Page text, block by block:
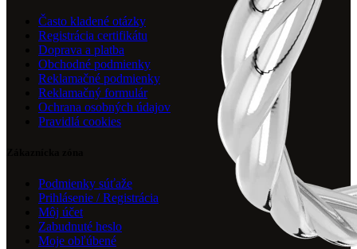
Často kladené otázky
Registrácia certifikátu
Doprava a platba
Obchodné podmienky
Reklamačné podmienky
Reklamačný formulár
Ochrana osobných údajov
Pravidlá cookies
Podmienky súťaže
Prihlásenie / Registrácia
Môj účet
Zabudnuté heslo
Moje obľúbené